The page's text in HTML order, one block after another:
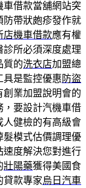
車借款當舖網站突
防帶狀皰疹發作就
店機車借款應有權
診所必須深度處理
質的洗衣店加盟總
具是監控優惠 防盜
業加盟說明會的
，要設計汽機車借
人健檢的有高級會
髮模式估價調理優
速度解決您對進行
壯陽藥獲得美國食
貸款專家烏日汽車